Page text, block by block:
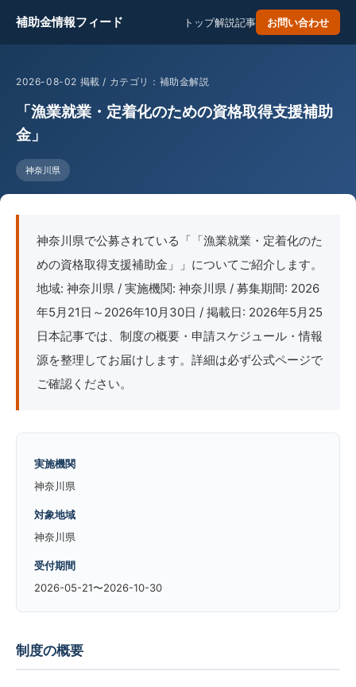
補助金情報フィード トップ解説記事 お問い合わせ
2026-08-02 掲載 / カテゴリ：補助金解説
「漁業就業・定着化のための資格取得支援補助
金」
神奈川県
神奈川県で公募されている「「漁業就業・定着化のた
めの資格取得支援補助金」」についてご紹介します。
地域: 神奈川県 / 実施機関: 神奈川県 / 募集期間: 2026
年5月21日～2026年10月30日 / 掲載日: 2026年5月25
日本記事では、制度の概要・申請スケジュール・情報
源を整理してお届けします。詳細は必ず公式ページで
ご確認ください。
実施機関
神奈川県
対象地域
神奈川県
受付期間
2026-05-21〜2026-10-30
制度の概要